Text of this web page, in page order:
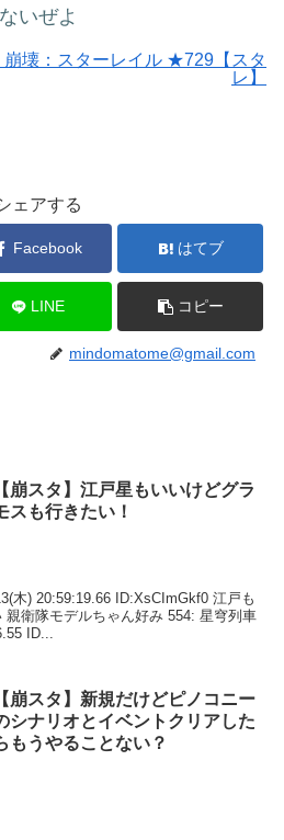
いぜよ
崩壊：スターレイル ★729【スタ
レ】
ェアする
Facebook はてブ
LINE コピー
mindomatome@gmail.com
【崩スタ】江戸星もいいけどグラ
スも行きたい！
木) 20:59:19.66 ID:XsCImGkf0 江戸も
親衛隊モデルちゃん好み 554: 星穹列車
ID...
【崩スタ】新規だけどピノコニー
シナリオとイベントクリアした
もうやることない？